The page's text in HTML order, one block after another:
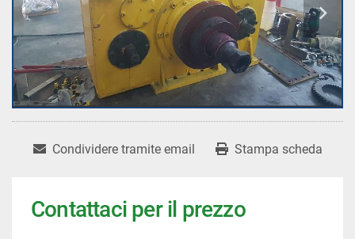
Condividere tramite email Stampa scheda
Contattaci per il prezzo